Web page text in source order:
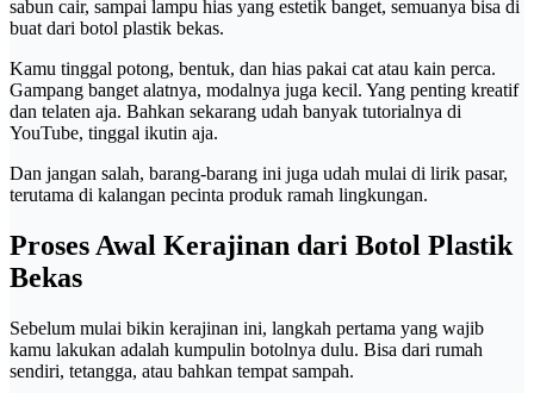
sabun cair, sampai lampu hias yang estetik banget, semuanya bisa di
buat dari botol plastik bekas.
Kamu tinggal potong, bentuk, dan hias pakai cat atau kain perca.
Gampang banget alatnya, modalnya juga kecil. Yang penting kreatif
dan telaten aja. Bahkan sekarang udah banyak tutorialnya di
YouTube, tinggal ikutin aja.
Dan jangan salah, barang-barang ini juga udah mulai di lirik pasar,
terutama di kalangan pecinta produk ramah lingkungan.
Proses Awal Kerajinan dari Botol Plastik
Bekas
Sebelum mulai bikin kerajinan ini, langkah pertama yang wajib
kamu lakukan adalah kumpulin botolnya dulu. Bisa dari rumah
sendiri, tetangga, atau bahkan tempat sampah.